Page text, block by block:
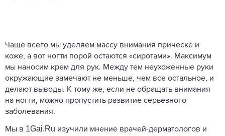
Чаще всего мы уделяем массу внимания прическе и
коже, а вот ногти порой остаются «сиротами». Максимум
мы наносим крем для рук. Между тем неухоженные руки
окружающие замечают не меньше, чем все остальное, и
делают выводы. К тому же, если не обращать внимания
на ногти, можно пропустить развитие серьезного
заболевания.
Мы в 1Gai.Ru изучили мнение врачей-дерматологов и